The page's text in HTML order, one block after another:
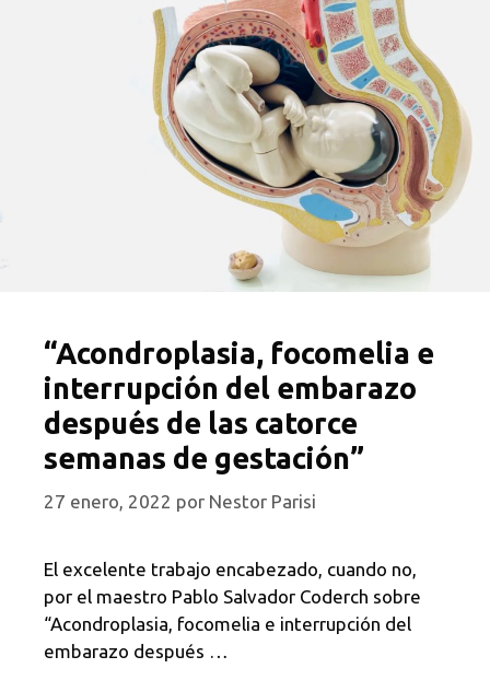
“Acondroplasia, focomelia e
interrupción del embarazo
después de las catorce
semanas de gestación”
27 enero, 2022 por Nestor Parisi
El excelente trabajo encabezado, cuando no,
por el maestro Pablo Salvador Coderch sobre
“Acondroplasia, focomelia e interrupción del
embarazo después …